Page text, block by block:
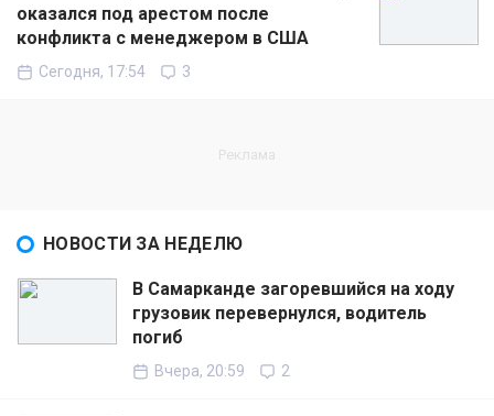
оказался под арестом после
конфликта с менеджером в США
Сегодня, 17:54 3
НОВОСТИ ЗА НЕДЕЛЮ
В Самарканде загоревшийся на ходу
грузовик перевернулся, водитель
погиб
Вчера, 20:59 2